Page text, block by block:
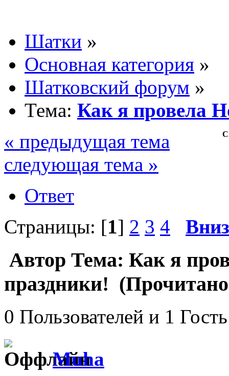
Шатки »
Основная категория »
Шатковский форум »
Тема: Как я провела
« предыдущая тема
следующая тема »
Ответ
Страницы: [1] 2 3 4 Вниз
Автор Тема: Как я
праздники! (Прочитано
0 Пользователей и 1
Muha